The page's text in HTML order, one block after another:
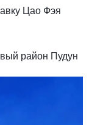
Цао Фэя
район Пудун